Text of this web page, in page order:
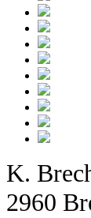
K.
2960